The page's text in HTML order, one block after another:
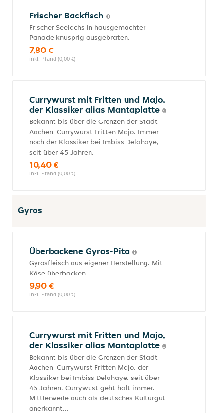
Frischer Backfisch
Frischer Seelachs in hausgemachter
Panade knusprig ausgebraten.
7,80 €
inkl. Pfand (0,00 €)
Currywurst mit Fritten und Majo,
der Klassiker alias Mantaplatte
Bekannt bis über die Grenzen der Stadt
Aachen. Currywurst Fritten Majo. Immer
noch der Klassiker bei Imbiss Delahaye,
seit über 45 Jahren.
10,40 €
inkl. Pfand (0,00 €)
Gyros
Überbackene Gyros-Pita
Gyrosfleisch aus eigener Herstellung. Mit
Käse überbacken.
9,90 €
inkl. Pfand (0,00 €)
Currywurst mit Fritten und Majo,
der Klassiker alias Mantaplatte
Bekannt bis über die Grenzen der Stadt
Aachen. Currywurst Fritten Majo, der
Klassiker bei Imbiss Delahaye, seit über
45 Jahren. Currywust geht halt immer.
Mittlerweile auch als deutsches Kulturgut
anerkannt...